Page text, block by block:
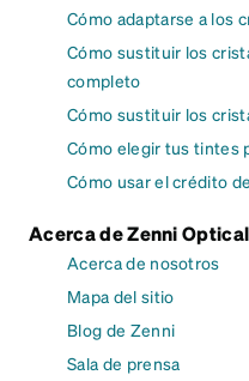
Cómo adaptarse a los
Cómo sustituir los
completo
Cómo sustituir los
Cómo elegir tus tintes
Cómo usar el crédito
Acerca de Zenni Optical
Acerca de nosotros
Mapa del sitio
Blog de Zenni
Sala de prensa